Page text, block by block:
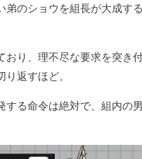
弟のショウを組長が大成す
おり、理不尽な要求を突き
返すほど。
する命令は絶対で、組内の